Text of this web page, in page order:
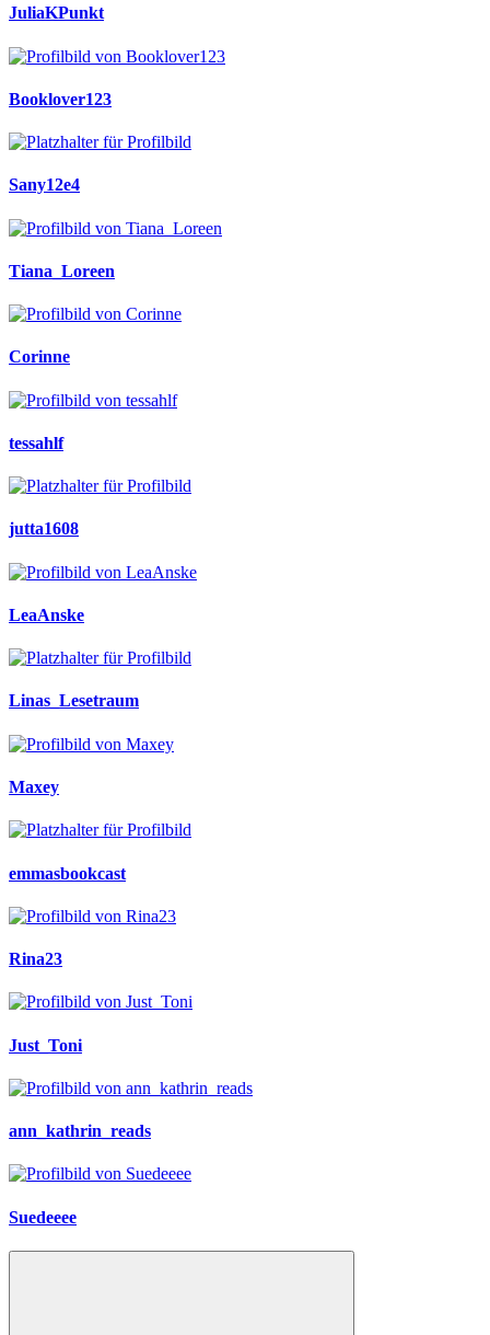
JuliaKPunkt
Booklover123
Sany12e4
Tiana_Loreen
Corinne
tessahlf
jutta1608
LeaAnske
Linas_Lesetraum
Maxey
emmasbookcast
Rina23
Just_Toni
ann_kathrin_reads
Suedeeee